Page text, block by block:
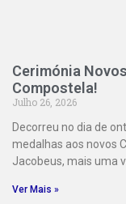
Cerimónia
Compostela!
Julho 26, 2026
Decorreu no dia de
medalhas aos novos
Jacobeus, mais uma
Ver Mais »